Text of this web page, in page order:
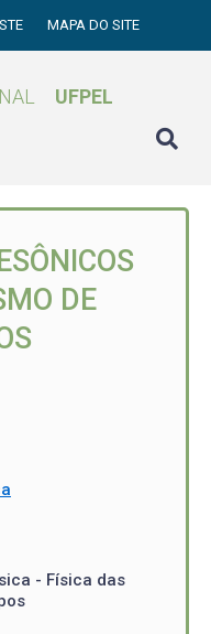
MAPA DO SITE
UFPEL
DE
- Física das